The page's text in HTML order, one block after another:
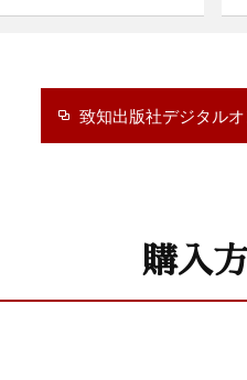
致知出版社デジタル
購入